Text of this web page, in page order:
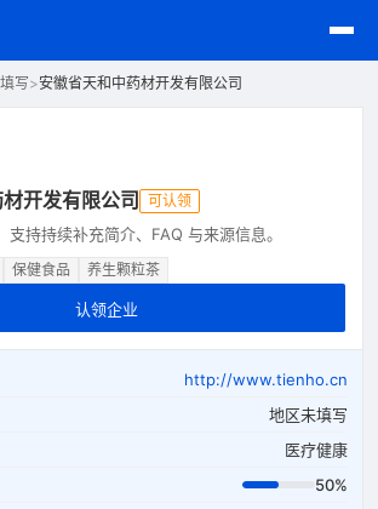
写>安徽省天和中药材开发有限公司
开发有限公司 可认领
支持持续补充简介、FAQ 与来源信息。
保健食品 养生颗粒茶
认领企业
http://www.tienho.cn
地区未填写
医疗健康
50%